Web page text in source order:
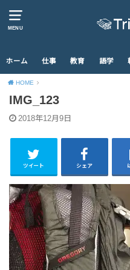
MENU
ホーム 仕事 教育 語学
HOME
IMG_123
2018年12月9日
ツイート シェア